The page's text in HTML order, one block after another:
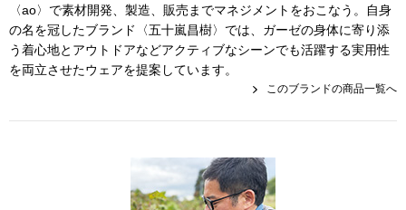
ア
その他
〈ao〉で素材開発、製造、販売までマネジメントをおこなう。自身
の名を冠したブランド〈五十嵐昌樹〉では、ガーゼの身体に寄り添
う着心地とアウトドアなどアクティブなシーンでも活躍する実用性
を両立させたウェアを提案しています。
このブランドの商品一覧へ